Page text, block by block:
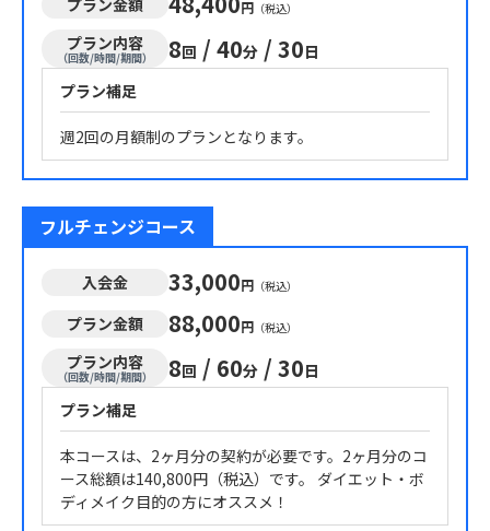
円 （税込）
プラン内容
（回数/時間/期間） 8回 / 40分 / 30日
プラン補足
週2回の月額制のプランとなります。
フルチェンジコース
入会金 33,000円 （税込）
プラン金額 88,000円 （税込）
プラン内容
（回数/時間/期間） 8回 / 60分 / 30日
プラン補足
本コースは、2ヶ月分の契約が必要です。2ヶ月分のコ
ース総額は140,800円（税込）です。 ダイエット・ボ
ディメイク目的の方にオススメ！